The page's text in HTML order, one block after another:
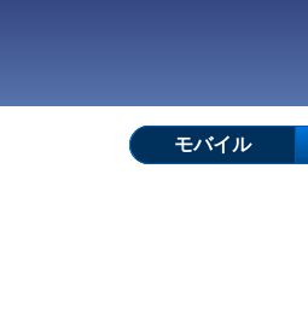
モバイル